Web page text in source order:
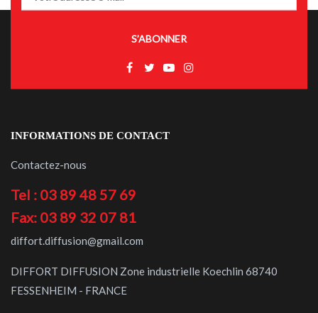
S’ABONNER
INFORMATIONS DE CONTACT
Contactez-nous
Tel : 03 89 48 57 69
Fax: 03 89 32 07 81
diffort.diffusion@gmail.com
DIFFORT DIFFUSION Zone industrielle Koechlin 68740
FESSENHEIM - FRANCE